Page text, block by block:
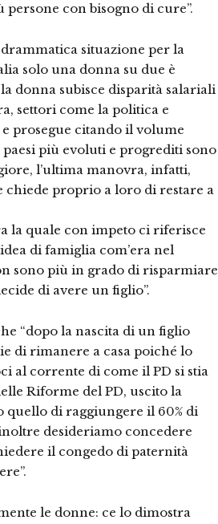
con bisogno di cure”.
situazione per la
solo una donna su due è
donna subisce disparità salariali
settori come la politica e
prosegue citando il volume
più evoluti e progrediti sono
l’ultima manovra, infatti,
chiede proprio a loro di restare a
la quale con impeto ci riferisce
di famiglia com’era nel
sono più in grado di risparmiare
di avere un figlio”.
“dopo la nascita di un figlio
di rimanere a casa poiché lo
al corrente di come il PD si stia
Riforme del PD, uscito la
quello di raggiungere il 60% di
desideriamo concedere
il congedo di paternità
le donne: ce lo dimostra